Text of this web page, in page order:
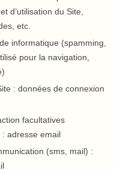
d’utilisation du Site,
etc.
informatique (spamming,
pour la navigation,
: données de connexion
facultatives
: adresse email
(sms, mail) :